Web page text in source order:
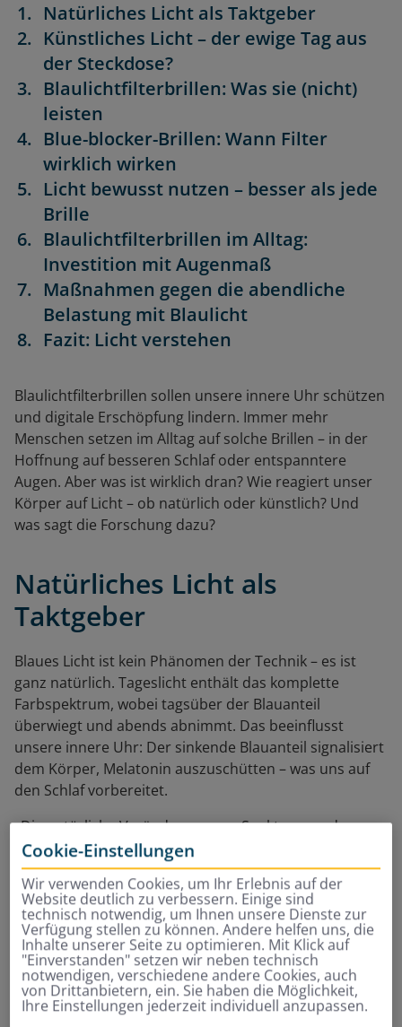
Natürliches Licht als Taktgeber
Künstliches Licht – der ewige Tag aus
der Steckdose?
Blaulichtfilterbrillen: Was sie (nicht)
leisten
Blue-blocker-Brillen: Wann Filter
wirklich wirken
Licht bewusst nutzen – besser als jede
Brille
Blaulichtfilterbrillen im Alltag:
Investition mit Augenmaß
Maßnahmen gegen die abendliche
Belastung mit Blaulicht
Fazit: Licht verstehen
Blaulichtfilterbrillen sollen unsere innere Uhr schützen
und digitale Erschöpfung lindern. Immer mehr
Menschen setzen im Alltag auf solche Brillen – in der
Hoffnung auf besseren Schlaf oder entspanntere
Augen. Aber was ist wirklich dran? Wie reagiert unser
Körper auf Licht – ob natürlich oder künstlich? Und
was sagt die Forschung dazu?
Natürliches Licht als
Taktgeber
Blaues Licht ist kein Phänomen der Technik – es ist
ganz natürlich. Tageslicht enthält das komplette
Farbspektrum, wobei tagsüber der Blauanteil
überwiegt und abends abnimmt. Das beeinflusst
unsere innere Uhr: Der sinkende Blauanteil signalisiert
dem Körper, Melatonin auszuschütten – was uns auf
den Schlaf vorbereitet.
„Die natürliche Veränderung von Spektrum und
Intensität ist ein entscheidender Unterschied zu
künstlichem Licht“, erklärtDr. Larissa Wüst,
Psychologin am Zentrum für Chronobiologie an den
Universitären Psychiatrischen Kliniken Basel.
„Der sinkende Blauanteil
signalisiert dem Körper,
Cookie-Einstellungen
Wir verwenden Cookies, um Ihr Erlebnis auf der
Website deutlich zu verbessern. Einige sind
technisch notwendig, um Ihnen unsere Dienste zur
Verfügung stellen zu können. Andere helfen uns, die
Inhalte unserer Seite zu optimieren. Mit Klick auf
"Einverstanden" setzen wir neben technisch
notwendigen, verschiedene andere Cookies, auch
von Drittanbietern, ein. Sie haben die Möglichkeit,
Ihre Einstellungen jederzeit individuell anzupassen.